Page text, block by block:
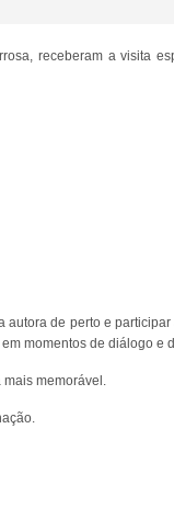
receberam a visita
de perto e
momentos de diálogo e
memorável.